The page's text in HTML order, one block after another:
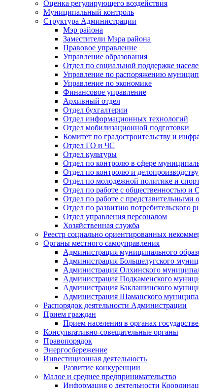
Оценка регулирующего воздействия
Муниципальный контроль
Структура Администрации
Мэр района
Заместители Мэра района
Правовое управление
Управление образования
Отдел по социальной поддержке
Управление по распоряжению
Управление по экономике
Финансовое управление
Архивный отдел
Отдел бухгалтерии
Отдел информационных технологий
Отдел мобилизационной подготовки
Комитет по градостроительству и
Отдел ГО и ЧС
Отдел культуры
Отдел по контролю в сфере
Отдел по контролю и делопроизводству
Отдел по молодежной политике и
Отдел по работе с общественностью
Отдел по работе с представительными
Отдел по развитию потребительского
Отдел управления персоналом
Хозяйственная служба
Реестр социально ориентированных
Органы местного самоуправления
Администрация муниципального
Администрация Большелугского
Администрация Олхинского
Администрация Подкаменского
Администрация Баклашинского
Администрация Шаманского
Распорядок деятельности Администрации
Прием граждан
Прием населения в органах
Консультативно-совещательные органы
Правопорядок
Энергосбережение
Инвестиционная деятельность
Развитие конкуренции
Малое и среднее предпринимательство
Информация о деятельности